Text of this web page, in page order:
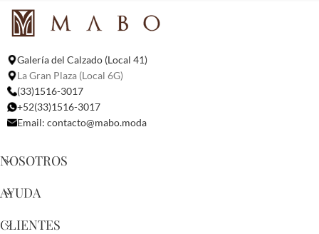
Galería del Calzado (Local 41)
La Gran Plaza (Local 6G)
(33)1516-3017
+52(33)1516-3017
Email: contacto@mabo.moda
NOSOTROS
AYUDA
CLIENTES